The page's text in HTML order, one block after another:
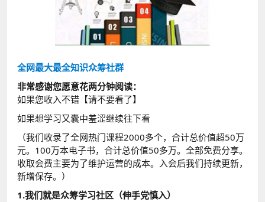
全网最大最全知识众筹社群
非常感谢您愿意花两分钟阅读：
如果您收入不错【请不要看了】
如果想学习又囊中羞涩继续往下看
（我们收录了全网热门课程2000多个，合计总价值超50万
元。100万本电子书，合计总价值50多万。全部免费分享。
收取会费主要为了维护运营的成本。入会后我们持续更新，
新增保存。）
1.我们就是众筹学习社区（伸手党慎入）